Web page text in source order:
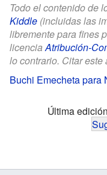
Todo el contenido de
Kiddle (incluidas las
libremente para fines
licenciaAtribución-
lo contrario. Citar este
Buchi Emecheta para
Última